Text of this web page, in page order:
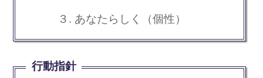
３. あなたらしく（個性）
行動指針